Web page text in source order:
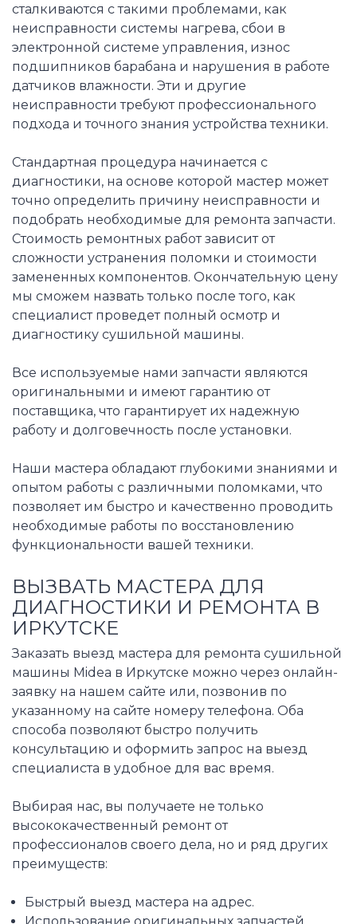
сталкиваются с такими проблемами, как
неисправности системы нагрева, сбои в
электронной системе управления, износ
подшипников барабана и нарушения в работе
датчиков влажности. Эти и другие
неисправности требуют профессионального
подхода и точного знания устройства техники.
Стандартная процедура начинается с
диагностики, на основе которой мастер может
точно определить причину неисправности и
подобрать необходимые для ремонта запчасти.
Стоимость ремонтных работ зависит от
сложности устранения поломки и стоимости
замененных компонентов. Окончательную цену
мы сможем назвать только после того, как
специалист проведет полный осмотр и
диагностику сушильной машины.
Все используемые нами запчасти являются
оригинальными и имеют гарантию от
поставщика, что гарантирует их надежную
работу и долговечность после установки.
Наши мастера обладают глубокими знаниями и
опытом работы с различными поломками, что
позволяет им быстро и качественно проводить
необходимые работы по восстановлению
функциональности вашей техники.
ВЫЗВАТЬ МАСТЕРА ДЛЯ
ДИАГНОСТИКИ И РЕМОНТА В
ИРКУТСКЕ
Заказать выезд мастера для ремонта сушильной
машины Midea в Иркутске можно через онлайн-
заявку на нашем сайте или, позвонив по
указанному на сайте номеру телефона. Оба
способа позволяют быстро получить
консультацию и оформить запрос на выезд
специалиста в удобное для вас время.
Выбирая нас, вы получаете не только
высококачественный ремонт от
профессионалов своего дела, но и ряд других
преимуществ:
Быстрый выезд мастера на адрес.